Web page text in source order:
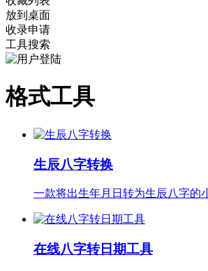
放到桌面
收录申请
工具搜索
格式工具
生辰八字转换
一款将出生年月日转为生辰八字的
在线八字转日期工具